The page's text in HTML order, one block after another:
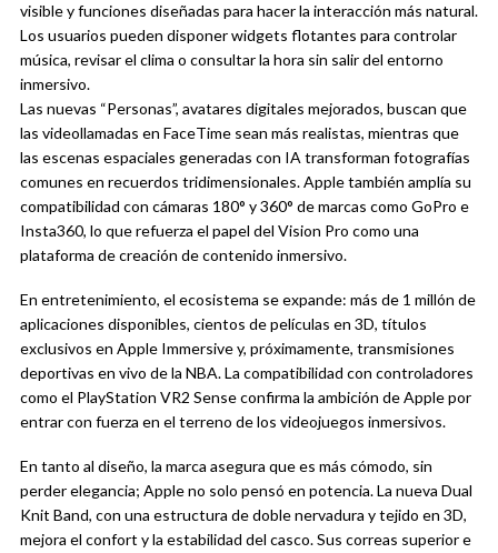
visible y funciones diseñadas para hacer la interacción más natural.
Los usuarios pueden disponer widgets flotantes para controlar
música, revisar el clima o consultar la hora sin salir del entorno
inmersivo.
Las nuevas “Personas”, avatares digitales mejorados, buscan que
las videollamadas en FaceTime sean más realistas, mientras que
las escenas espaciales generadas con IA transforman fotografías
comunes en recuerdos tridimensionales. Apple también amplía su
compatibilidad con cámaras 180° y 360° de marcas como GoPro e
Insta360, lo que refuerza el papel del Vision Pro como una
plataforma de creación de contenido inmersivo.
En entretenimiento, el ecosistema se expande: más de 1 millón de
aplicaciones disponibles, cientos de películas en 3D, títulos
exclusivos en Apple Immersive y, próximamente, transmisiones
deportivas en vivo de la NBA. La compatibilidad con controladores
como el PlayStation VR2 Sense confirma la ambición de Apple por
entrar con fuerza en el terreno de los videojuegos inmersivos.
En tanto al diseño, la marca asegura que es más cómodo, sin
perder elegancia; Apple no solo pensó en potencia. La nueva Dual
Knit Band, con una estructura de doble nervadura y tejido en 3D,
mejora el confort y la estabilidad del casco. Sus correas superior e